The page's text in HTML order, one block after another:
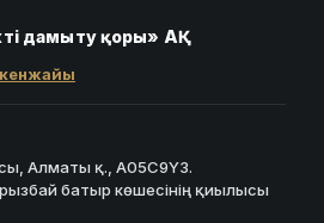
дамыту қоры» АҚ
Алматы қ., A05C9Y3.
батыр көшесінің қиылысы